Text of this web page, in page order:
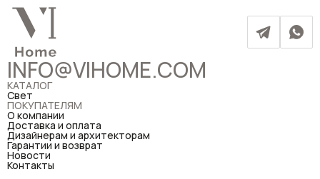
INFO@VIHOME.COM
КАТАЛОГ
Свет
ПОКУПАТЕЛЯМ
О компании
Доставка и оплата
Дизайнерам и архитекторам
Гарантии и возврат
Новости
Контакты